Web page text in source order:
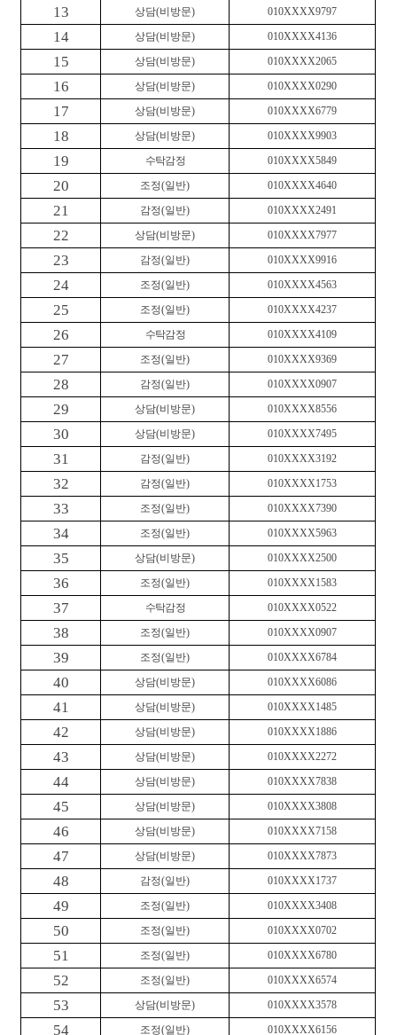
13 상담(비방문) 010XXXX9797
14 상담(비방문) 010XXXX4136
15 상담(비방문) 010XXXX2065
16 상담(비방문) 010XXXX0290
17 상담(비방문) 010XXXX6779
18 상담(비방문) 010XXXX9903
19 수탁감정 010XXXX5849
20 조정(일반) 010XXXX4640
21 감정(일반) 010XXXX2491
22 상담(비방문) 010XXXX7977
23 감정(일반) 010XXXX9916
24 조정(일반) 010XXXX4563
25 조정(일반) 010XXXX4237
26 수탁감정 010XXXX4109
27 조정(일반) 010XXXX9369
28 감정(일반) 010XXXX0907
29 상담(비방문) 010XXXX8556
30 상담(비방문) 010XXXX7495
31 감정(일반) 010XXXX3192
32 감정(일반) 010XXXX1753
33 조정(일반) 010XXXX7390
34 조정(일반) 010XXXX5963
35 상담(비방문) 010XXXX2500
36 조정(일반) 010XXXX1583
37 수탁감정 010XXXX0522
38 조정(일반) 010XXXX0907
39 조정(일반) 010XXXX6784
40 상담(비방문) 010XXXX6086
41 상담(비방문) 010XXXX1485
42 상담(비방문) 010XXXX1886
43 상담(비방문) 010XXXX2272
44 상담(비방문) 010XXXX7838
45 상담(비방문) 010XXXX3808
46 상담(비방문) 010XXXX7158
47 상담(비방문) 010XXXX7873
48 감정(일반) 010XXXX1737
49 조정(일반) 010XXXX3408
50 조정(일반) 010XXXX0702
51 조정(일반) 010XXXX6780
52 조정(일반) 010XXXX6574
53 상담(비방문) 010XXXX3578
54 조정(일반) 010XXXX6156